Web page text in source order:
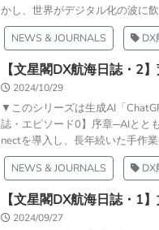
かし、世界がデジタル化の波に
NEWS & JOURNALS
【文星閣DX航海日誌・2
2024/10/29
▼このシリーズは生成AI「
誌・エピソード0】序章─AIとと
nectを導入し、長年続いた手作
NEWS & JOURNALS
【文星閣DX航海日誌・1
2024/09/27